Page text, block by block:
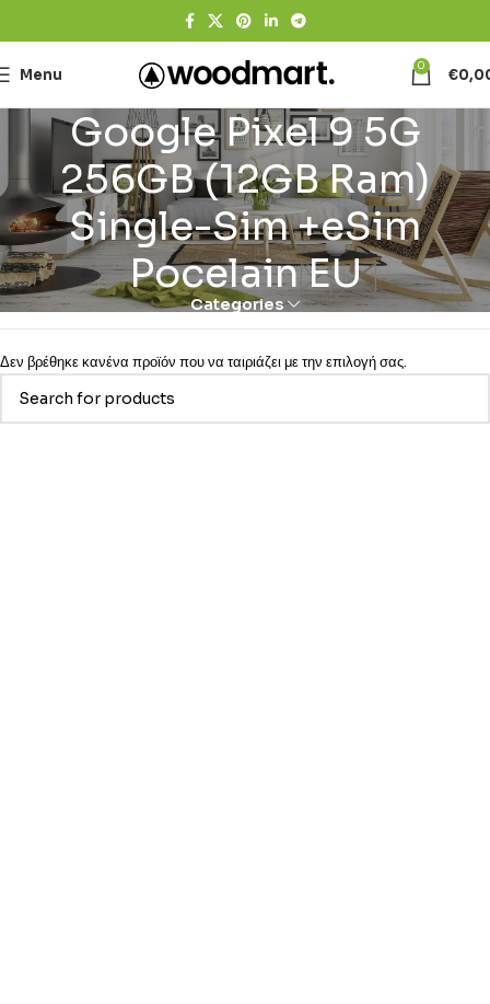
Menu 0 €
Google Pixel 9 5G
256GB (12GB Ram)
Single-Sim +eSim
Pocelain EU
Categories
Δεν βρέθηκε κανένα προϊόν που να ταιριάζει με την επιλογή σας.